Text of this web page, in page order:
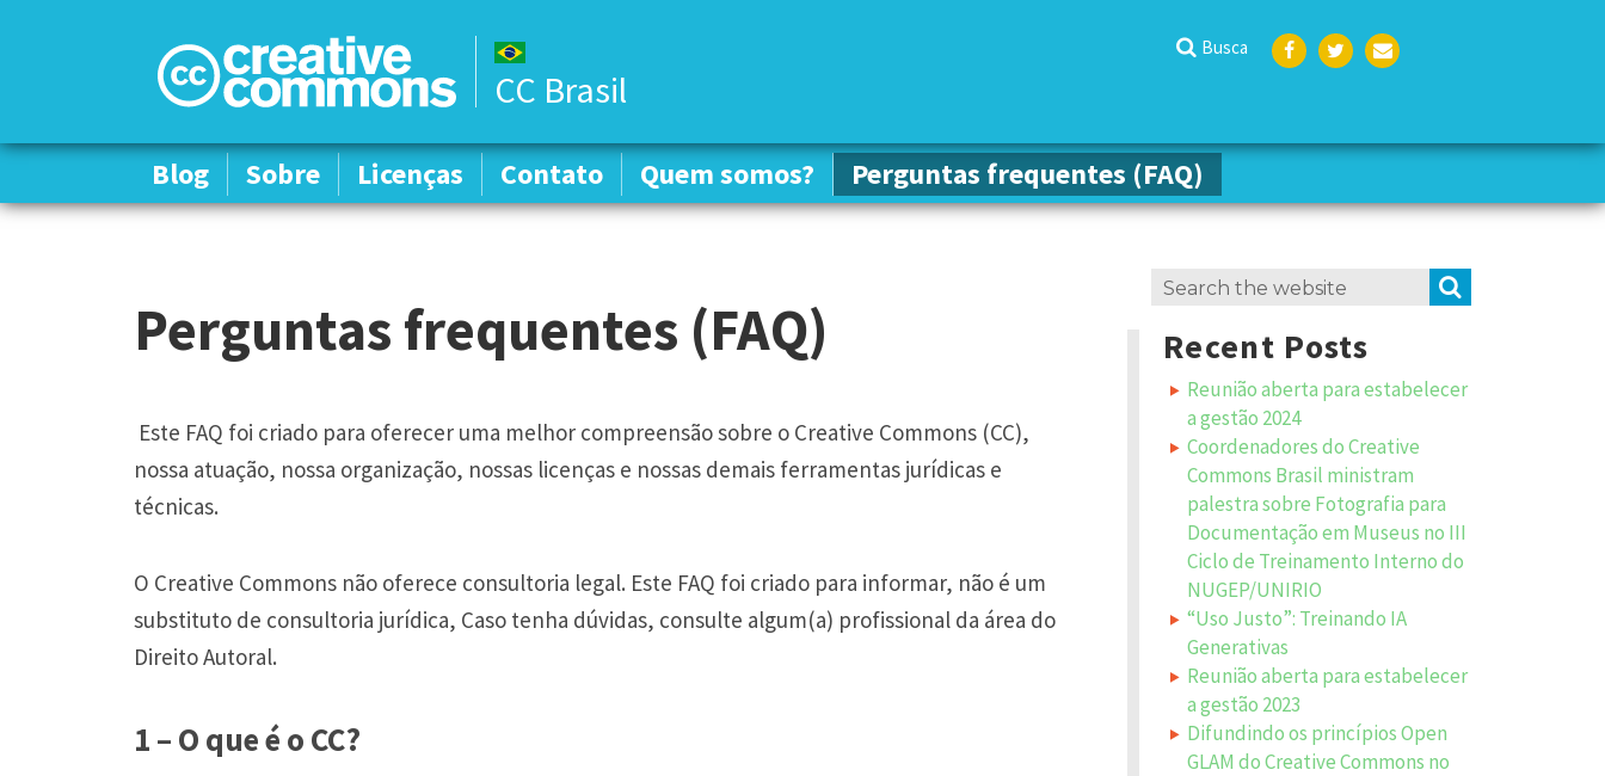
CC Brasil
Busca
k
Blog Sobre Licenças Contato Quem somos? Perguntas frequentes (FAQ)
Blog Sobre Licenças Contato Quem somos? Perguntas frequentes (FAQ)
Perguntas frequentes (FAQ)
Este FAQ foi criado para oferecer uma melhor compreensão sobre o Creative Commons (CC),
nossa atuação, nossa organização, nossas licenças e nossas demais ferramentas jurídicas e
técnicas.
O Creative Commons não oferece consultoria legal. Este FAQ foi criado para informar, não é um
substituto de consultoria jurídica, Caso tenha dúvidas, consulte algum(a) profissional da área do
Direito Autoral.
1 – O que é o CC?
Search
Recent Posts
Reunião aberta para estabelecer
a gestão 2024
Coordenadores do Creative
Commons Brasil ministram
palestra sobre Fotografia para
Documentação em Museus no III
Ciclo de Treinamento Interno do
NUGEP/UNIRIO
“Uso Justo”: Treinando IA
Generativas
Reunião aberta para estabelecer
a gestão 2023
Difundindo os princípios Open
GLAM do Creative Commons no